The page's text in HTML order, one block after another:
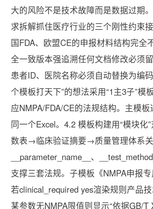
大的风险不是技术故障而是数据过期
求拆解抓住医疗行业的三个刚性约束
国FDA、欧盟CE的申报材料结构完
全一致版本强追溯任何文档修改必须
患者ID、医院名称必须自动替换为编
个模板打天下”的想法采用“1主3子”
应NMPA/FDA/CE的法规结构。主模
同一个Excel。4.2 模板构建用“模块
数表→临床验证摘要→质量管理体系
__parameter_name__、
支撑三套法规。子模板《NMPA申报
若clinical_required yes渲染规则产品
某参数无NMPA限值则显示“依据GB/